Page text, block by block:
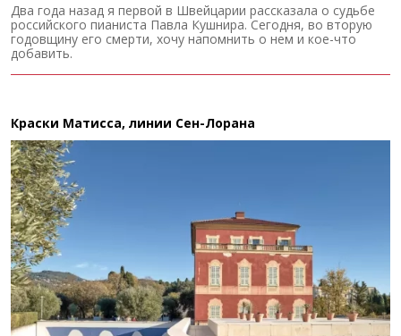
Два года назад я первой в Швейцарии рассказала о судьбе
российского пианиста Павла Кушнира. Сегодня, во вторую
годовщину его смерти, хочу напомнить о нем и кое-что
добавить.
Краски Матисса, линии Сен-Лорана